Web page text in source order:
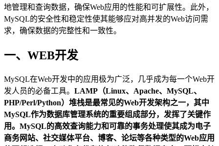
地管理和查询数据，确保Web应用的性能和可扩展性。此外，
MySQL的安全性和稳定性使其能够应对高并发的Web访问需
求，确保数据的完整性和一致性。
一、WEB开发
MySQL在Web开发中的应用极为广泛，几乎成为每一个Web开
发人员的必备工具。 LAMP（Linux、Apache、MySQL、
PHP/Perl/Python） 堆栈是最常见的Web开发架构之一，其中
MySQL作为数据库管理系统的重要组成部分，发挥了关键作
用。MySQL的高效查询能力和可靠的事务处理使其成为电子
商务网站、社交媒体平台、博客、论坛等各种类型的Web应用